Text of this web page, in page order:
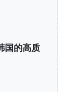
国的高质